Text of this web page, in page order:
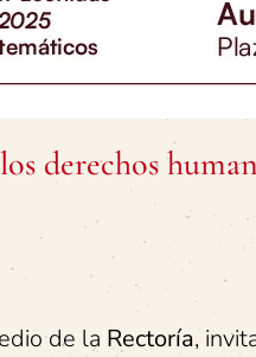
derechos
de la Rectoría,